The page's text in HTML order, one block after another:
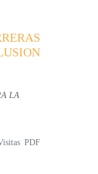
LA
PDF